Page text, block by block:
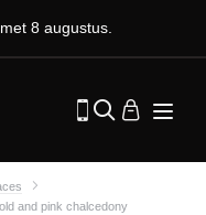
8 augustus.
and pink chalcedony